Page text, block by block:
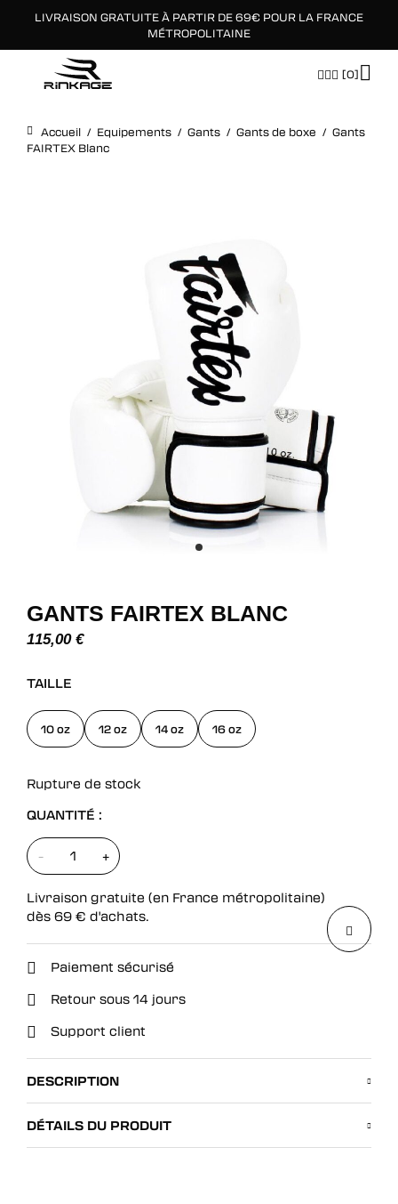
LIVRAISON GRATUITE À PARTIR DE 69€ POUR LA FRANCE
MÉTROPOLITAINE
[0]
Accueil / Equipements / Gants / Gants de boxe / Gants
FAIRTEX Blanc
GANTS FAIRTEX BLANC
115,00 €
TAILLE
10 oz 12 oz 14 oz 16 oz
Rupture de stock
QUANTITÉ :
- +
Livraison gratuite (en France métropolitaine)
dès 69 € d'achats.
Paiement sécurisé
Retour sous 14 jours
Support client
DESCRIPTION
DÉTAILS DU PRODUIT